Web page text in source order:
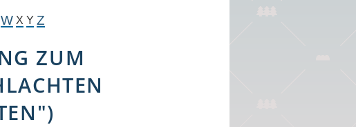
W X Y Z
ZUM